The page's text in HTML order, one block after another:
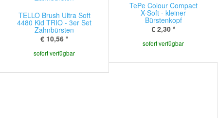
TELLO Brush Ultra Soft
4480 Kid TRIO - 3er Set
Zahnbürsten
€ 10,56 *
sofort verfügbar
TePe Colour Compact
X-Soft - kleiner
Bürstenkopf
€ 2,30 *
sofort verfügbar